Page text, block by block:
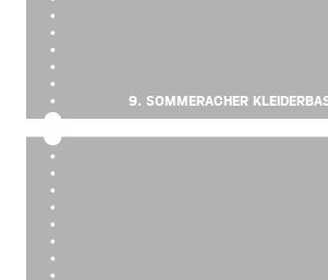
9. SOMMERACHER